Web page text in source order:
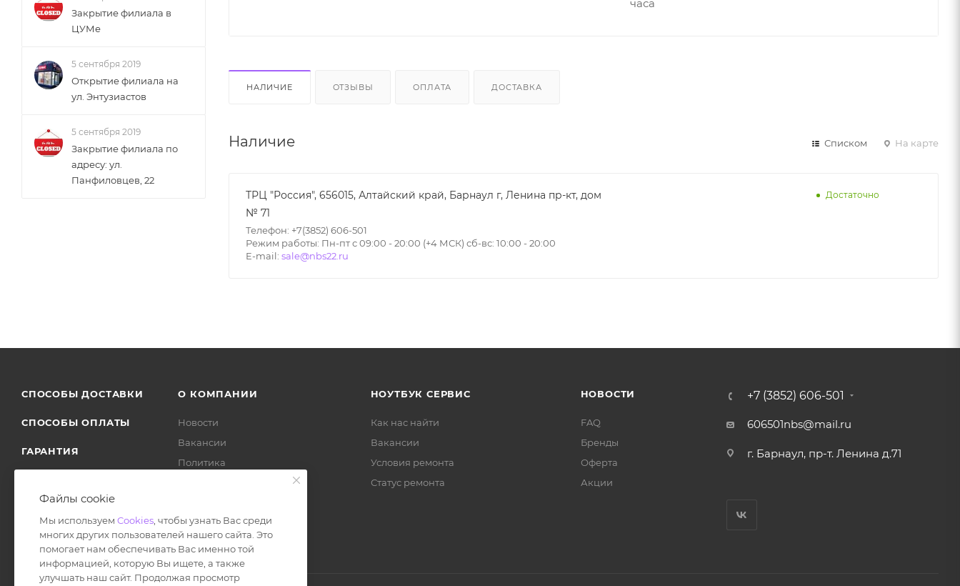
часа
НАЛИЧИЕ ОТЗЫВЫ ОПЛАТА ДОСТАВКА
Наличие Списком На карте
ТРЦ "Россия", 656015, Алтайский край, Барнаул г, Ленина пр-кт, дом
№ 71
Телефон: +7(3852) 606-501
Режим работы: Пн-пт с 09:00 - 20:00 (+4 МСК) сб-вс: 10:00 - 20:00
E-mail: sale@nbs22.ru
Достаточно
Закрытие филиала в
ЦУМе
5 сентября 2019
Открытие филиала на
ул. Энтузиастов
5 сентября 2019
Закрытие филиала по
адресу: ул.
Панфиловцев, 22
СПОСОБЫ ДОСТАВКИ
СПОСОБЫ ОПЛАТЫ
ГАРАНТИЯ
О КОМПАНИИ
Новости
Вакансии
Политика
НОУТБУК СЕРВИС
Как нас найти
Вакансии
Условия ремонта
Статус ремонта
НОВОСТИ
FAQ
Бренды
Оферта
Акции
+7 (3852) 606-501
606501nbs@mail.ru
г. Барнаул, пр-т. Ленина д.71
Файлы cookie
Мы используем Cookies , чтобы узнать Вас среди
многих других пользователей нашего сайта. Это
помогает нам обеспечивать Вас именно той
информацией, которую Вы ищете, а также
улучшать наш сайт. Продолжая просмотр